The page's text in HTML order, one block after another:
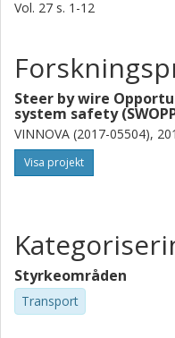
Vol. 27 s. 1-12
Steer by wire
system safety
VINNOVA (2017-05504),
Visa projekt
Styrkeområden
Transport